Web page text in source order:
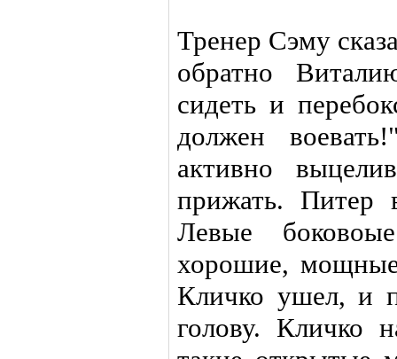
Тренер Сэму
обратно
сидеть и
должен
активно
прижать. Питер
Левые
хорошие,
Кличко ушел, и
голову. Кличко